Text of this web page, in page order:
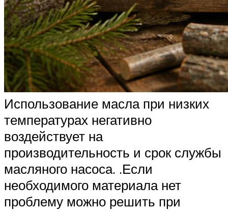
Использование масла при низких
температурах негативно
воздействует на
производительность и срок службы
масляного насоса. .Если
необходимого материала нет
проблему можно решить при